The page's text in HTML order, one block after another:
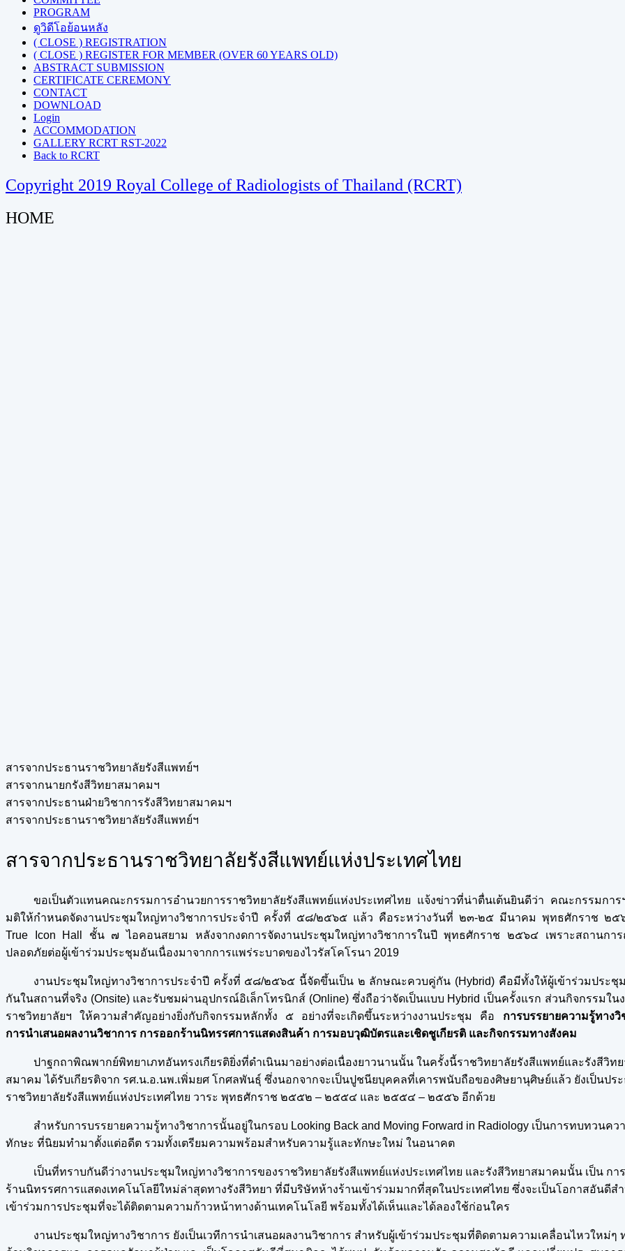
PROGRAM
ดูวิดีโอย้อนหลัง
( CLOSE ) REGISTRATION
( CLOSE ) REGISTER FOR MEMBER (OVER 60 YEARS OLD)
ABSTRACT SUBMISSION
CERTIFICATE CEREMONY
CONTACT
DOWNLOAD
Login
ACCOMMODATION
GALLERY RCRT RST-2022
Back to RCRT
Copyright 2019 Royal College of Radiologists of Thailand (RCRT)
HOME
สารจากประธานราชวิทยาลัยรังสีแพทย์ฯ
สารจากนายกรังสีวิทยาสมาคมฯ
สารจากประธานฝ่ายวิชาการรังสีวิทยาสมาคมฯ
สารจากประธานราชวิทยาลัยรังสีแพทย์ฯ
สารจากประธานราชวิทยาลัยรังสีแพทย์แห่งประเทศไทย
ขอเป็นตัวแทนคณะกรรมการอำนวยการราชวิทยาลัยรังสีแพทย์แห่งประเทศไทย แจ้งข่าวที่น่าตื่นเต้นยินดีว่า คณะกรรมกา
มติให้กำหนดจัดงานประชุมใหญ่ทางวิชาการประจำปี ครั้งที่ ๕๘/๒๕๖๕ แล้ว คือระหว่างวันที่ ๒๓-๒๕ มีนาคม พุทธศักราช ๒
True Icon Hall ชั้น ๗ ไอคอนสยาม หลังจากงดการจัดงานประชุมใหญ่ทางวิชาการในปี พุทธศักราช ๒๕๖๔ เพราะสถานกา
ปลอดภัยต่อผู้เข้าร่วมประชุมอันเนื่องมาจากการแพร่ระบาดของไวรัสโคโรนา 2019
งานประชุมใหญ่ทางวิชาการประจำปี ครั้งที่ ๕๘/๒๕๖๕ นี้จัดขึ้นเป็น ๒ ลักษณะควบคู่กัน (Hybrid) คือมีทั้งให้ผู้เข้าร่วมประชุ
กันในสถานที่จริง (Onsite) และรับชมผ่านอุปกรณ์อิเล็กโทรนิกส์ (Online) ซึ่งถือว่าจัดเป็นแบบ Hybrid เป็นครั้งแรก ส่วนกิจกรรมใน
ราชวิทยาลัยฯ ให้ความสำคัญอย่างยิ่งกับกิจกรรมหลักทั้ง ๕ อย่างที่จะเกิดขึ้นระหว่างงานประชุม คือ การบรรยายความรู้ทางวิ
การนำเสนอผลงานวิชาการ การออกร้านนิทรรศการแสดงสินค้า การมอบวุฒิบัตรและเชิดชูเกียรติ และกิจกรรมทางสังคม
ปาฐกถาพิณพากย์พิทยาเภทอันทรงเกียรติยิ่งที่ดำเนินมาอย่างต่อเนื่องยาวนานนั้น ในครั้งนี้ราชวิทยาลัยรังสีแพทย์และรังสีวิทย
สมาคม ได้รับเกียรติจาก รศ.น.อ.นพ.เพิ่มยศ โกศลพันธุ์ ซึ่งนอกจากจะเป็นปูชนียบุคคลที่เคารพนับถือของศิษยานุศิษย์แล้ว ยังเป็นปร
ราชวิทยาลัยรังสีแพทย์แห่งประเทศไทย วาระ พุทธศักราช ๒๕๕๒ – ๒๕๕๔ และ ๒๕๕๔ – ๒๕๕๖ อีกด้วย
สำหรับการบรรยายความรู้ทางวิชาการนั้นอยู่ในกรอบ Looking Back and Moving Forward in Radiology เป็นการทบทวนคว
ทักษะ ที่นิยมทำมาตั้งแต่อดีต รวมทั้งเตรียมความพร้อมสำหรับความรู้และทักษะใหม่ ในอนาคต
เป็นที่ทราบกันดีว่างานประชุมใหญ่ทางวิชาการของราชวิทยาลัยรังสีแพทย์แห่งประเทศไทย และรังสีวิทยาสมาคมนั้น เป็น กา
ร้านนิทรรศการแสดงเทคโนโลยีใหม่ล่าสุดทางรังสีวิทยา ที่มีบริษัทห้างร้านเข้าร่วมมากที่สุดในประเทศไทย ซึ่งจะเป็นโอกาสอันดีส
เข้าร่วมการประชุมที่จะได้ติดตามความก้าวหน้าทางด้านเทคโนโลยี พร้อมทั้งได้เห็นและได้ลองใช้ก่อนใคร
งานประชุมใหญ่ทางวิชาการ ยังเป็นเวทีการนำเสนอผลงานวิชาการ สำหรับผู้เข้าร่วมประชุมที่ติดตามความเคลื่อนไหวใหม่ๆ